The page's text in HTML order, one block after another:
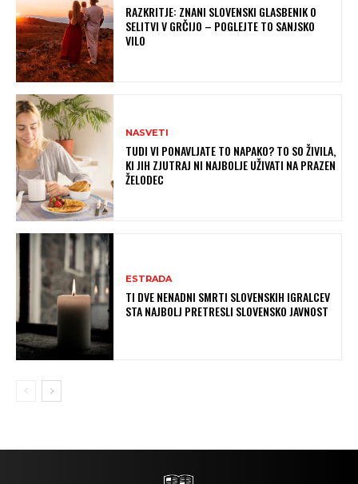
RAZKRITJE: ZNANI SLOVENSKI GLASBENIK O
SELITVI V GRČIJO – POGLEJTE TO SANJSKO
VILO
NASVETI
TUDI VI PONAVLJATE TO NAPAKO? TO SO ŽIVILA,
KI JIH ZJUTRAJ NI NAJBOLJE UŽIVATI NA PRAZEN
ŽELODEC
ESTRADA
TI DVE NENADNI SMRTI SLOVENSKIH IGRALCEV
STA NAJBOLJ PRETRESLI SLOVENSKO JAVNOST